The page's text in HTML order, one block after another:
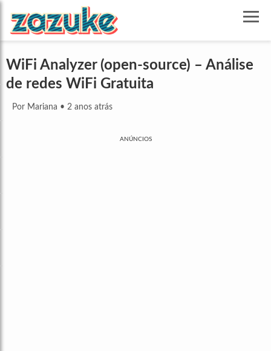
WiFi Analyzer (open-source) – Análise
de redes WiFi Gratuita
Por Mariana • 2 anos atrás
ANÚNCIOS